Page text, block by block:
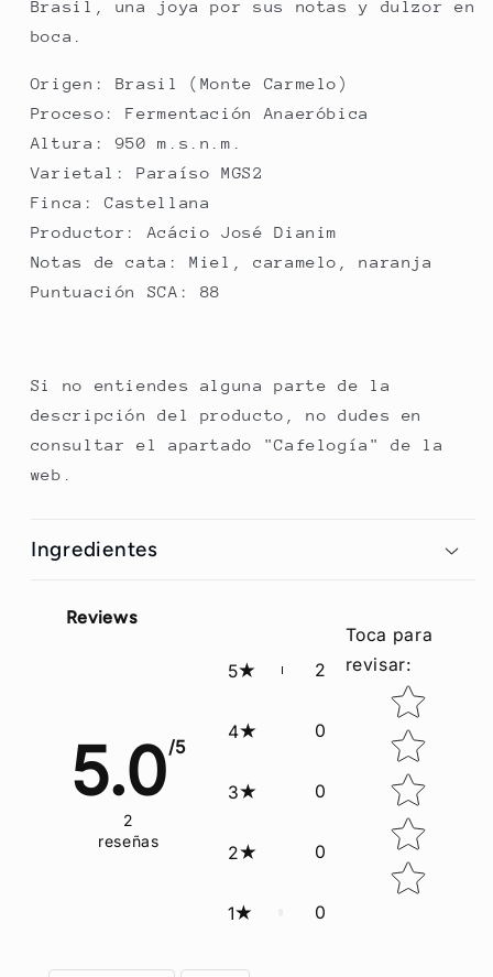
Brasil, una joya por sus notas y dulzor en
boca.
Origen: Brasil (Monte Carmelo)
Proceso: Fermentación Anaeróbica
Altura: 950 m.s.n.m.
Varietal: Paraíso MGS2
Finca: Castellana
Productor: Acácio José Dianim
Notas de cata: Miel, caramelo, naranja
Puntuación SCA: 88
Si no entiendes alguna parte de la
descripción del producto, no dudes en
consultar el apartado "Cafelogía" de la
web.
Ingredientes
Reviews
5.0/5
2
reseñas
5 2
4 0
3 0
2 0
1 0
Toca para
revisar:
Star rating